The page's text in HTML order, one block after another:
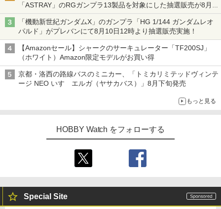
「ASTRAY」のRGガンプラ13製品を対象にした抽選販売が8月
17日11時より実施！
「機動新世紀ガンダムX」のガンプラ「HG 1/144 ガンダムレオ
パルド」がプレバンにて8月10日12時より抽選販売実施！
【Amazonセール】シャークのサーキュレーター「TF200SJ」
（ホワイト）Amazon限定モデルがお買い得
京都・洛西の路線バスのミニカー、「トミカリミテッドヴィンテ
ージ NEO いすゞエルガ（ヤサカバス）」8月下旬発売
もっと見る
HOBBY Watch をフォローする
Special Site